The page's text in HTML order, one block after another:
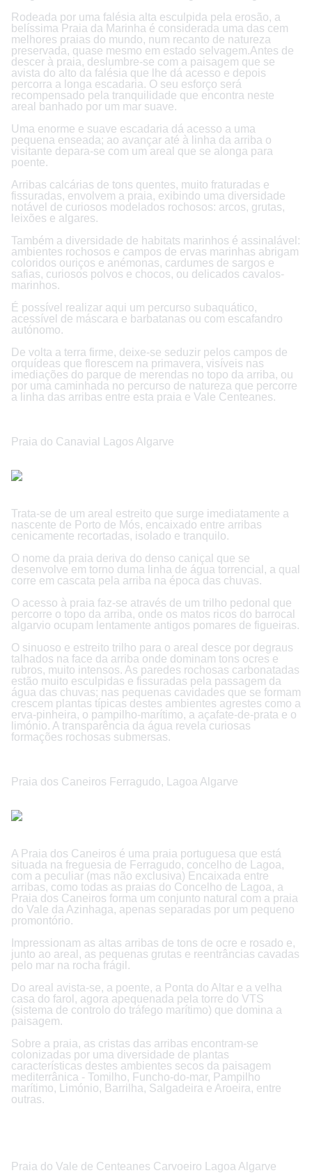
Rodeada por uma falésia alta esculpida pela erosão, a
belíssima Praia da Marinha é considerada uma das cem
melhores praias do mundo, num recanto de natureza
preservada, quase mesmo em estado selvagem.Antes de
descer à praia, deslumbre-se com a paisagem que se
avista do alto da falésia que lhe dá acesso e depois
percorra a longa escadaria. O seu esforço será
recompensado pela tranquilidade que encontra neste
areal banhado por um mar suave.
Uma enorme e suave escadaria dá acesso a uma
pequena enseada; ao avançar até à linha da arriba o
visitante depara-se com um areal que se alonga para
poente.
Arribas calcárias de tons quentes, muito fraturadas e
fissuradas, envolvem a praia, exibindo uma diversidade
notável de curiosos modelados rochosos: arcos, grutas,
leixões e algares.
Também a diversidade de habitats marinhos é assinalável:
ambientes rochosos e campos de ervas marinhas abrigam
coloridos ouriços e anémonas, cardumes de sargos e
safias, curiosos polvos e chocos, ou delicados cavalos-
marinhos.
É possível realizar aqui um percurso subaquático,
acessível de máscara e barbatanas ou com escafandro
autónomo.
De volta a terra firme, deixe-se seduzir pelos campos de
orquídeas que florescem na primavera, visíveis nas
imediações do parque de merendas no topo da arriba, ou
por uma caminhada no percurso de natureza que percorre
a linha das arribas entre esta praia e Vale Centeanes.
Praia do Canavial Lagos Algarve
Trata-se de um areal estreito que surge imediatamente a
nascente de Porto de Mós, encaixado entre arribas
cenicamente recortadas, isolado e tranquilo.
O nome da praia deriva do denso caniçal que se
desenvolve em torno duma linha de água torrencial, a qual
corre em cascata pela arriba na época das chuvas.
O acesso à praia faz-se através de um trilho pedonal que
percorre o topo da arriba, onde os matos ricos do barrocal
algarvio ocupam lentamente antigos pomares de figueiras.
O sinuoso e estreito trilho para o areal desce por degraus
talhados na face da arriba onde dominam tons ocres e
rubros, muito intensos. As paredes rochosas carbonatadas
estão muito esculpidas e fissuradas pela passagem da
água das chuvas; nas pequenas cavidades que se formam
crescem plantas típicas destes ambientes agrestes como a
erva-pinheira, o pampilho-marítimo, a açafate-de-prata e o
limónio. A transparência da água revela curiosas
formações rochosas submersas.
Praia dos Caneiros Ferragudo, Lagoa Algarve
A Praia dos Caneiros é uma praia portuguesa que está
situada na freguesia de Ferragudo, concelho de Lagoa,
com a peculiar (mas não exclusiva) Encaixada entre
arribas, como todas as praias do Concelho de Lagoa, a
Praia dos Caneiros forma um conjunto natural com a praia
do Vale da Azinhaga, apenas separadas por um pequeno
promontório.
Impressionam as altas arribas de tons de ocre e rosado e,
junto ao areal, as pequenas grutas e reentrâncias cavadas
pelo mar na rocha frágil.
Do areal avista-se, a poente, a Ponta do Altar e a velha
casa do farol, agora apequenada pela torre do VTS
(sistema de controlo do tráfego marítimo) que domina a
paisagem.
Sobre a praia, as cristas das arribas encontram-se
colonizadas por uma diversidade de plantas
características destes ambientes secos da paisagem
mediterrânica - Tomilho, Funcho-do-mar, Pampilho
marítimo, Limónio, Barrilha, Salgadeira e Aroeira, entre
outras.
Praia do Vale de Centeanes Carvoeiro Lagoa Algarve